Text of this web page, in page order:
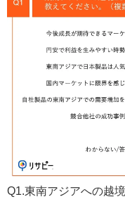
Q1.東南アジアへの越